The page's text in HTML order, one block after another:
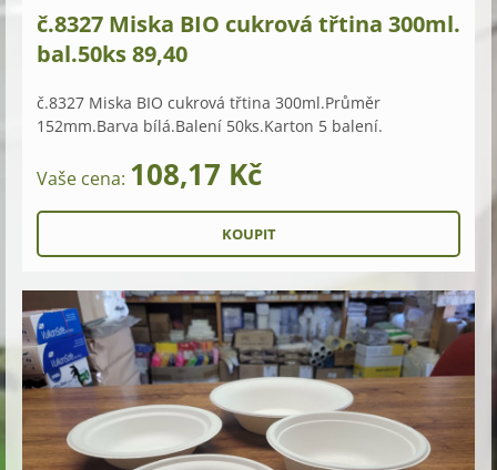
č.8327 Miska BIO cukrová třtina 300ml.
bal.50ks 89,40
č.8327 Miska BIO cukrová třtina 300ml.Průměr
152mm.Barva bílá.Balení 50ks.Karton 5 balení.
Vaše cena: 108,17 Kč